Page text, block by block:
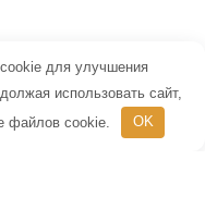
для
для улучшения
использовать сайт,
файлов cookie.
OK